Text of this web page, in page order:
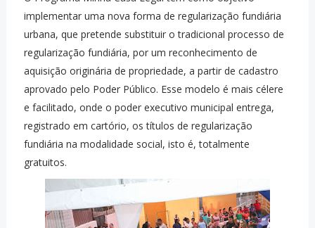
implementar uma nova forma de regularização fundiária
urbana, que pretende substituir o tradicional processo de
regularização fundiária, por um reconhecimento de
aquisição originária de propriedade, a partir de cadastro
aprovado pelo Poder Público. Esse modelo é mais célere
e facilitado, onde o poder executivo municipal entrega,
registrado em cartório, os títulos de regularização
fundiária na modalidade social, isto é, totalmente
gratuitos.